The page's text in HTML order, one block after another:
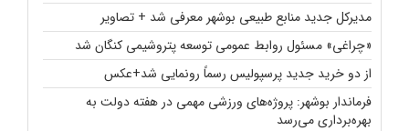
مدیرکل جدید منابع طبیعی بوشهر معرفی شد + تصاویر
«چراغی» مسئول روابط عمومی توسعه پتروشیمی کنگان شد
از دو خرید جدید پرسپولیس رسماً رونمایی شد+عکس
فرماندار بوشهر: پروژه‌های ورزشی مهمی در هفته دولت به
بهره‌برداری می‌رسد